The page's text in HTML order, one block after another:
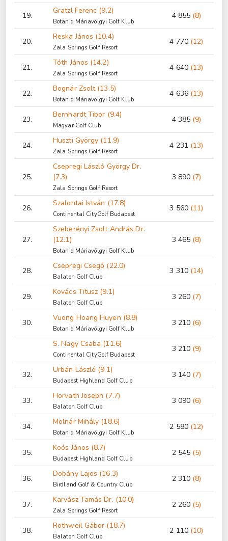
19.
Gratzl Ferenc (9.2)
Botaniq Máriavölgyi Golf Klub
4 855 (8)
20.
Reska János (10.4)
Zala Springs Golf Resort
4 770 (12)
21.
Tóth János (14.2)
Zala Springs Golf Resort
4 640 (13)
22.
Bognár Zsolt (13.5)
Botaniq Máriavölgyi Golf Klub
4 636 (13)
23.
Bernhardt Tibor (9.4)
Magyar Golf Club
4 385 (9)
24.
Huszti György (11.9)
Zala Springs Golf Resort
4 231 (13)
25.
Csepregi László György Dr.
(7.3)
Zala Springs Golf Resort
3 890 (7)
26.
Szalontai István (17.8)
Continental CityGolf Budapest
3 560 (11)
27.
Szeberényi Zsolt András Dr.
(12.1)
Botaniq Máriavölgyi Golf Klub
3 465 (8)
28.
Csepregi Csegő (22.0)
Balaton Golf Club
3 310 (14)
29.
Kovács Titusz (9.1)
Balaton Golf Club
3 260 (7)
30.
Vuong Hoang Huyen (8.8)
Botaniq Máriavölgyi Golf Klub
3 210 (6)
S. Nagy Csaba (11.6)
Continental CityGolf Budapest
3 210 (9)
32.
Urbán László (9.1)
Budapest Highland Golf Club
3 140 (7)
33.
Horvath Joseph (7.7)
Balaton Golf Club
3 090 (6)
34.
Molnár Mihály (18.6)
Botaniq Máriavölgyi Golf Klub
2 580 (12)
35.
Koós János (8.7)
Budapest Highland Golf Club
2 545 (5)
36.
Dobány Lajos (16.3)
Birdland Golf & Country Club
2 310 (8)
37.
Karvász Tamás Dr. (10.0)
Zala Springs Golf Resort
2 260 (5)
38.
Rothweil Gábor (18.7)
Balaton Golf Club
2 110 (10)